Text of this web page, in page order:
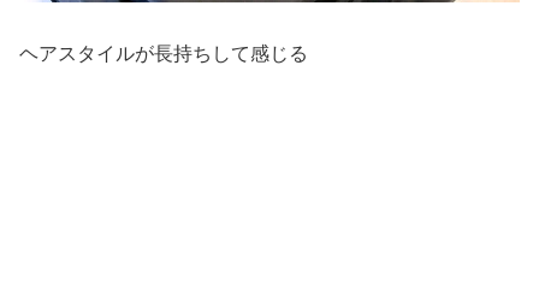
ヘアスタイルが長持ちして感じる